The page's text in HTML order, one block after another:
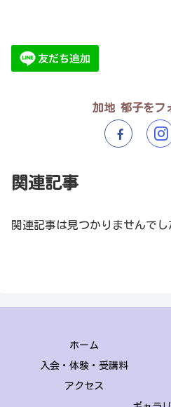
加地 郁子をフ
関連記事
関連記事は見つかりませんでし
ホーム
入会・体験・受講料
アクセス